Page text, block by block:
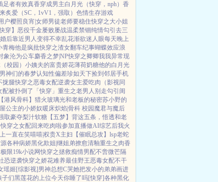
足者有效真香穿成男主白月光（快穿，nph） 香
炙爱（SC，1vV1，强取） 色情生存游戏
户樱照良宵|女师男徒老师要稳住快穿之大小姐
穿】 恶役千金屡败屡战温柔禁锢纯情勾引 去三
后靠近男人变得不幸乱花渐欲迷人眼每天晚上
青梅他是疯批快穿之渣女翻车纪事蝴蝶效应浪
象沦为公车麝香之梦|NP快穿之卿卿我我异常现
校园） 小姨夫的富贵娇花薄荷奶糖他的白月光
神们的春梦认知性偏差珍如天下捡到邻居手机
拢腿快穿之恶毒女配逆袭女主爱吃肉 （影视同
配被扑倒了「快穿」 重生之老男人别走勾引闺
【港风骨科】猎火玻璃光和老板的秘密苏小野的
公主的小娇奴暖床炽焰|骨科 校园 魔君与魔后
取豪夺梨汁软糖 【五梦】背这五条，悟透和老
快穿之女配回来吃肉啦参加直播做AI综艺后我火
一直在笑嘻嘻|权贵X主妇 【催眠总攻】lsp老蛇
各种病娇黑化欺姐|继姐弟撩愈清釉重生之肉香
限19k小说网快穿之拯救痴情男配不啻微芒隔
恐逆袭快穿之娇花难养最佳野王恶毒女配不干
瑶姬[综影视]男神总想C哭她把发小的弟弟画进
子们黑莲花的上位今天你睡了吗[快穿]各种黑化